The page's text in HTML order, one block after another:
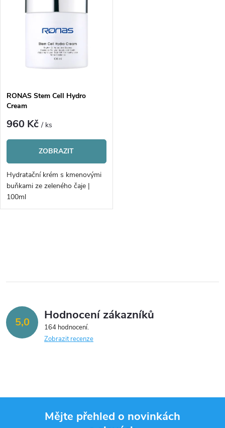
RONAS Stem Cell Hydro
Cream
960 Kč/ ks
ZOBRAZIT
Hydratační krém s kmenovými
buňkami ze zeleného čaje |
100ml
l
d
a
p
5,0 Hodnocení zákazníků
164 hodnocení
Zobrazit recenze
Mějte přehled o novinkách